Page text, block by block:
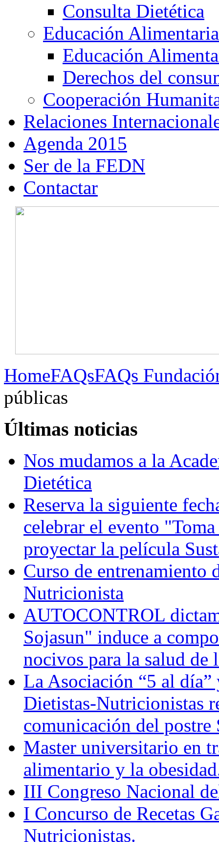
Consulta Dietética
Educación Alimentaria
Educación
Derechos del
Cooperación
Relaciones
Agenda 2015
Ser de la FEDN
Contactar
HomeFAQsFAQs
públicas
Últimas noticias
Nos mudamos a la
Dietética
Reserva la siguiente
celebrar el evento
proyectar la película
Curso de
Nutricionista
AUTOCONTROL
Sojasun" induce a
nocivos para la salud de
La Asociación “5 al
Dietistas-Nutricionistas
comunicación del postre
Master universitario en
alimentario y la
III Congreso Nacional
I Concurso de Recetas
Nutricionistas.